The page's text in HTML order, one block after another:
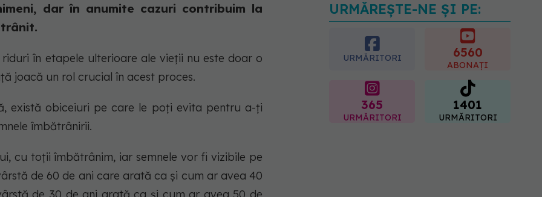
dar în anumite cazuri contribuim la
în etapele ulterioare ale vieții nu este doar o
joacă un rol crucial în acest proces.
există obiceiuri pe care le poți evita pentru a-ți
îmbătrânirii.
cu toții îmbătrânim, iar semnele vor fi vizibile pe
de 60 de ani care arată ca şi cum ar avea 40
de 30 de ani arată ca şi cum ar avea 50 de
PNRR: 174 de milioane de
lei pentru sănătate într-o
singură săptămână. Ce
spitale primesc bani
07.08.2026, 16:41
URMĂREȘTE-NE ȘI PE:
URMĂRITORI 6560
ABONAȚI
365
URMĂRITORI
1401
URMĂRITORI